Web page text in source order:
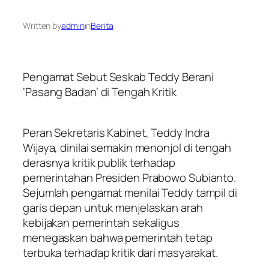
Written byadmininBerita
Pengamat Sebut Seskab Teddy Berani
‘Pasang Badan’ di Tengah Kritik
Peran Sekretaris Kabinet, Teddy Indra
Wijaya, dinilai semakin menonjol di tengah
derasnya kritik publik terhadap
pemerintahan Presiden Prabowo Subianto.
Sejumlah pengamat menilai Teddy tampil di
garis depan untuk menjelaskan arah
kebijakan pemerintah sekaligus
menegaskan bahwa pemerintah tetap
terbuka terhadap kritik dari masyarakat.